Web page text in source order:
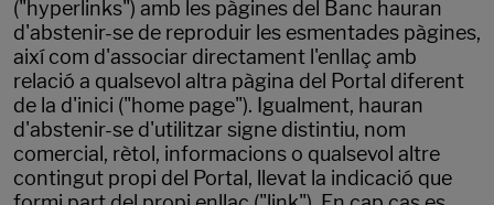
("hyperlinks") amb les pàgines del Banc hauran
d'abstenir-se de reproduir les esmentades pàgines,
així com d'associar directament l'enllaç amb
relació a qualsevol altra pàgina del Portal diferent
de la d'inici ("home page"). Igualment, hauran
d'abstenir-se d'utilitzar signe distintiu, nom
comercial, rètol, informacions o qualsevol altre
contingut propi del Portal, llevat la indicació que